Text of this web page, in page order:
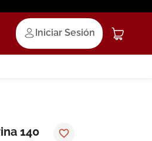
Iniciar Sesión
140